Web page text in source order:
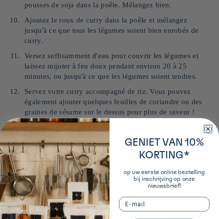
pousses de soja dans la poêle. Mélangez bien.
Ajoutez le roux de curry dans la poêle et mélangez
jusqu'à ce que tous les légumes soient bien enrobés de
curry.
Versez suffisamment d'eau pour couvrir les légumes et
laissez mijoter à feu doux pendant environ 20 à 25
minutes, ou jusqu'à ce que les légumes soient tendres.
Servez votre curry accompagné de riz. Vous pouvez
également ajouter quelques feuilles de coriandre ou des
graines de sésame sur le dessus pour plus de saveur !
GENIET VAN 10%
KORTING*
op uw eerste online bestelling
bij inschrijving op onze
nieuwsbrief!
Email